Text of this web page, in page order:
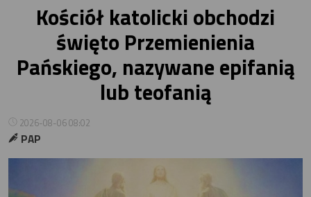
Kościół katolicki obchodzi
święto Przemienienia
Pańskiego, nazywane epifanią
lub teofanią
2026-08-06 08:02
PAP